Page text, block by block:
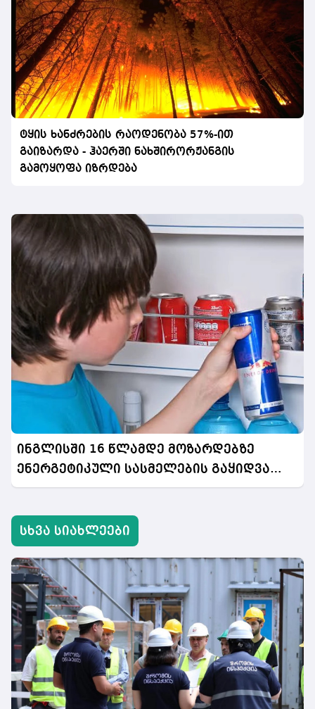
ტყის ხანძრების რაოდენობა 57%-ით
გაიზარდა - ჰაერში ნახშირორჟანგის
გამოყოფა იზრდება
ინგლისში 16 წლამდე მოზარდებზე
ენერგეტიკული სასმელების გაყიდვა
აიკრძალება
სხვა სიახლეები